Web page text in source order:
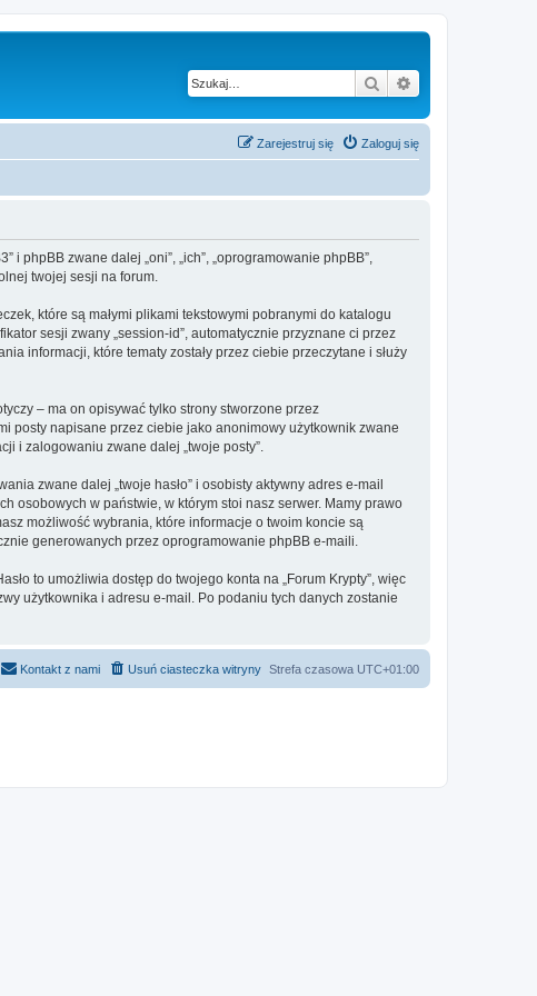
Szukaj
Zaloguj się
Zarejestruj się
i phpBB zwane dalej „oni”, „ich”, „oprogramowanie phpBB”,
twojej sesji na forum.
które są małymi plikami tekstowymi pobranymi do katalogu
sesji zwany „session-id”, automatycznie przyznane ci przez
informacji, które tematy zostały przez ciebie przeczytane i służy
– ma on opisywać tylko strony stworzone przez
posty napisane przez ciebie jako anonimowy użytkownik zwane
i zalogowaniu zwane dalej „twoje posty”.
zwane dalej „twoje hasło” i osobisty aktywny adres e-mail
osobowych w państwie, w którym stoi nasz serwer. Mamy prawo
możliwość wybrania, które informacje o twoim koncie są
generowanych przez oprogramowanie phpBB e-maili.
to umożliwia dostęp do twojego konta na „Forum Krypty”, więc
użytkownika i adresu e-mail. Po podaniu tych danych zostanie
Strefa czasowa UTC+01:00
Usuń ciasteczka witryny
Kontakt z nami